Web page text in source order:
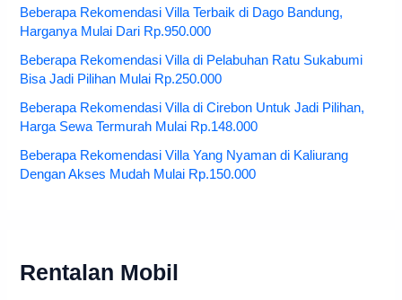
Beberapa Rekomendasi Villa Terbaik di Dago Bandung,
Harganya Mulai Dari Rp.950.000
Beberapa Rekomendasi Villa di Pelabuhan Ratu Sukabumi
Bisa Jadi Pilihan Mulai Rp.250.000
Beberapa Rekomendasi Villa di Cirebon Untuk Jadi Pilihan,
Harga Sewa Termurah Mulai Rp.148.000
Beberapa Rekomendasi Villa Yang Nyaman di Kaliurang
Dengan Akses Mudah Mulai Rp.150.000
Rentalan Mobil